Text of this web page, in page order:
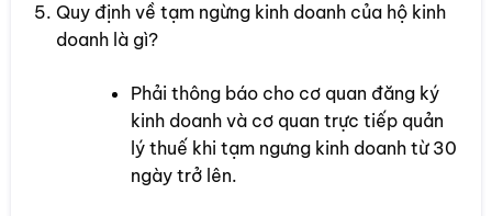
Quy định về tạm ngừng kinh doanh của hộ kinh
doanh là gì?
Phải thông báo cho cơ quan đăng ký
kinh doanh và cơ quan trực tiếp quản
lý thuế khi tạm ngưng kinh doanh từ 30
ngày trở lên.